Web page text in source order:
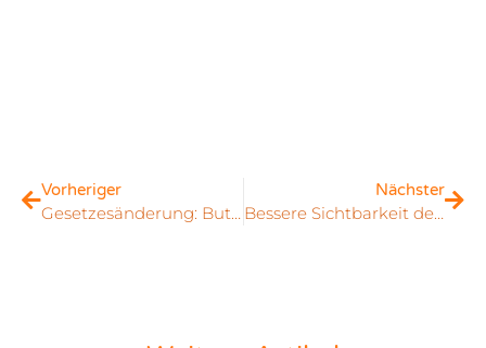
Vorheriger
Gesetzesänderung: Button-Lösung für Online-Shops
Nächster
Bessere Sichtbarkeit der eigenen Suchmaschinen-Ergebisse mit Rich Snippets